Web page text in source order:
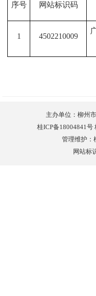
序号 网站标识码
1 4502210009
主办单位：柳州
桂ICP备18004841号
管理维护：
网站标